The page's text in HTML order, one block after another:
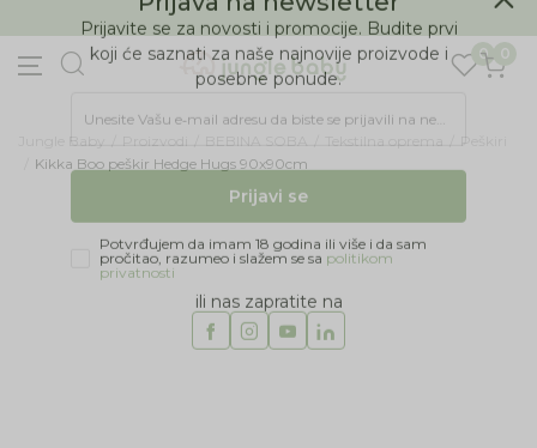
BESPLATNA ISPORUKA Paketa preko 4.000 RSD
0 0
Jungle Baby Proizvodi BEBINA SOBA Tekstilna oprema
Peškiri
Kikka Boo peškir Hedge Hugs 90x90cm
Prijava na newsletter
Prijavite se za novosti i promocije. Budite prvi
koji će saznati za naše najnovije proizvode i
posebne ponude.
Potvrđujem da imam 18 godina ili više i da sam
pročitao, razumeo i slažem se sa
ili nas zapratite na